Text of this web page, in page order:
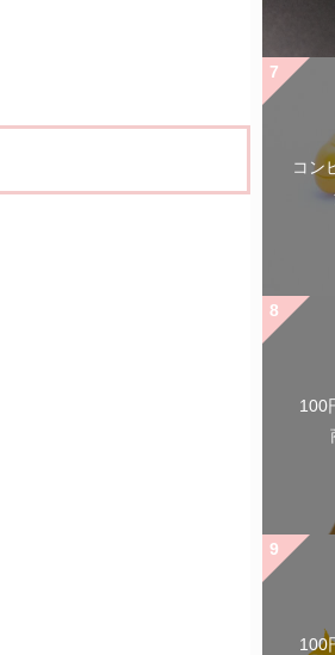
コン
100
100